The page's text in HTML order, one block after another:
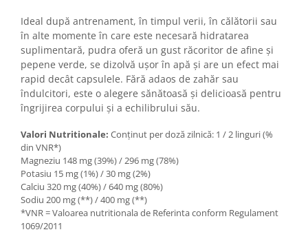
Ideal după antrenament, în timpul verii, în călătorii sau
în alte momente în care este necesară hidratarea
suplimentară, pudra oferă un gust răcoritor de afine și
pepene verde, se dizolvă ușor în apă și are un efect mai
rapid decât capsulele. Fără adaos de zahăr sau
îndulcitori, este o alegere sănătoasă și delicioasă pentru
îngrijirea corpului și a echilibrului său.
Valori Nutritionale: Conținut per doză zilnică: 1 / 2 linguri (%
din VNR*)
Magneziu 148 mg (39%) / 296 mg (78%)
Potasiu 15 mg (1%) / 30 mg (2%)
Calciu 320 mg (40%) / 640 mg (80%)
Sodiu 200 mg (**) / 400 mg (**)
*VNR = Valoarea nutritionala de Referinta conform Regulament
1069/2011